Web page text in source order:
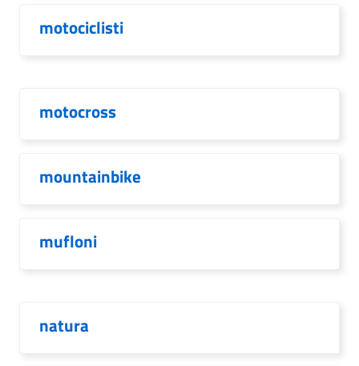
motociclisti
motocross
mountainbike
mufloni
natura